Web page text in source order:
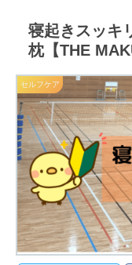
寝起きスッキ
枕【THE
セルフケア